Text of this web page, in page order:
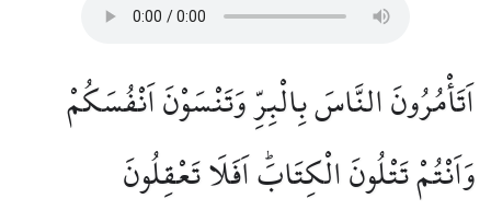
اَتَأْمُرُونَ النَّاسَ بِالْبِرِّ وَتَنْسَوْنَ اَنْفُسَكُمْ
وَاَنْتُمْ تَتْلُونَ الْكِتَابَۜ اَفَلَا تَعْقِلُونَ